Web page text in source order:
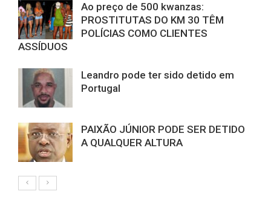
Ao preço de 500 kwanzas:
PROSTITUTAS DO KM 30 TÊM
POLÍCIAS COMO CLIENTES
ASSÍDUOS
Leandro pode ter sido detido em
Portugal
PAIXÃO JÚNIOR PODE SER DETIDO
A QUALQUER ALTURA